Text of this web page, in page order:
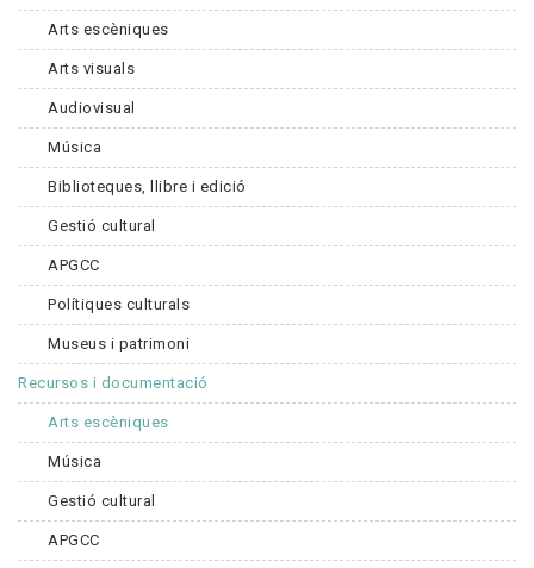
Arts escèniques
Arts visuals
Audiovisual
Música
Biblioteques, llibre i edició
Gestió cultural
APGCC
Polítiques culturals
Museus i patrimoni
Recursos i documentació
Arts escèniques
Música
Gestió cultural
APGCC